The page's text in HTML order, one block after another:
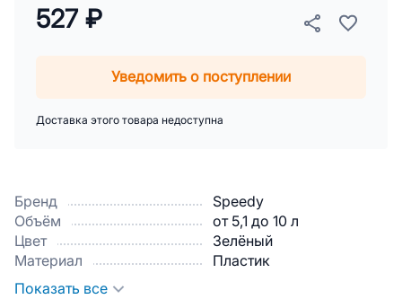
Бренд
Speedy
Объём
от 5,1 до 10 л
Цвет
Зелёный
Материал
Пластик
Показать все
527 ₽
Уведомить о поступлении
Доставка этого товара недоступна